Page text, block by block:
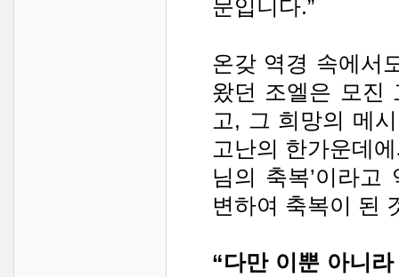
문입니다.”
온갖 역경 속에서
왔던 조엘은 모진
고, 그 희망의 메
고난의 한가운데
님의 축복’이라
변하여 축복이 된
“다만 이뿐 아니